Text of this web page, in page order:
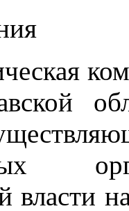
власти